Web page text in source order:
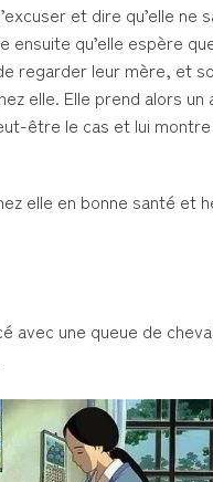
et dire qu’elle ne
qu’elle espère
regarder leur mère, et
elle. Elle prend alors un
être le cas et lui
elle en bonne santé et
une queue de